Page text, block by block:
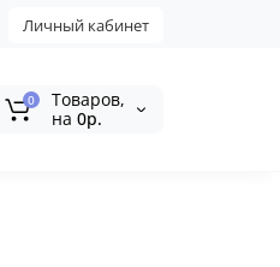
Личный кабинет
0
Tоваров,
на 0р.